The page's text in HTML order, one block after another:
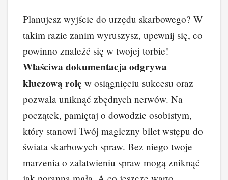
Planujesz wyjście do urzędu skarbowego? W
takim razie zanim wyruszysz, upewnij się, co
powinno znaleźć się w twojej torbie!
Właściwa dokumentacja odgrywa
kluczową rolę w osiągnięciu sukcesu oraz
pozwala uniknąć zbędnych nerwów. Na
początek, pamiętaj o dowodzie osobistym,
który stanowi Twój magiczny bilet wstępu do
świata skarbowych spraw. Bez niego twoje
marzenia o załatwieniu spraw mogą zniknąć